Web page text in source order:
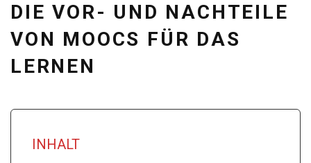
DIE VOR- UND NACHTEILE
VON MOOCS FÜR DAS
LERNEN
INHALT